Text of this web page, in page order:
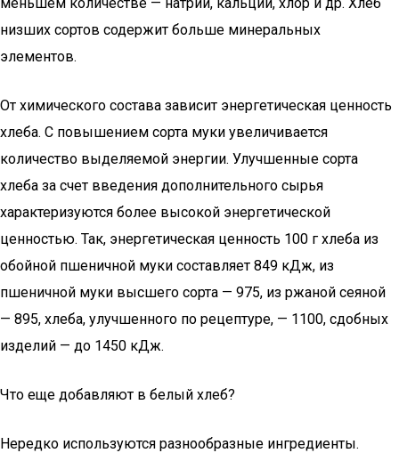
низших сортов содержит больше минеральных
элементов.
От химического состава зависит энергетическая ценность
хлеба. С повышением сорта муки увеличивается
количество выделяемой энергии. Улучшенные сорта
хлеба за счет введения дополнительного сырья
характеризуются более высокой энергетической
ценностью. Так, энергетическая ценность 100 г хлеба из
обойной пшеничной муки составляет 849 кДж, из
пшеничной муки высшего сорта — 975, из ржаной сеяной
— 895, хлеба, улучшенного по рецептуре, — 1100, сдобных
изделий — до 1450 кДж.
Что еще добавляют в белый хлеб?
Нередко используются разнообразные ингредиенты.